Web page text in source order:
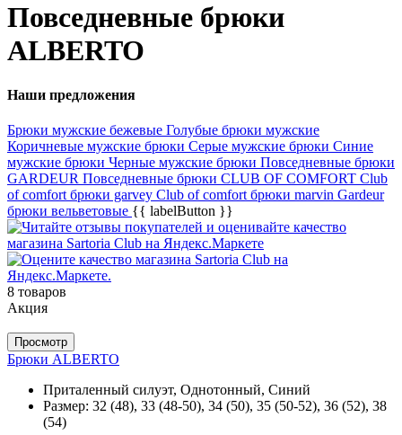
Повседневные брюки
ALBERTO
Наши предложения
Брюки мужские бежевые Голубые брюки мужские
Коричневые мужские брюки Серые мужские брюки Синие
мужские брюки Черные мужские брюки Повседневные брюки
GARDEUR Повседневные брюки CLUB OF COMFORT Club
of comfort брюки garvey Club of comfort брюки marvin Gardeur
брюки вельветовые {{ labelButton }}
8 товаров
Акция
Просмотр
Брюки ALBERTO
Приталенный силуэт, Однотонный, Синий
Размер: 32 (48), 33 (48-50), 34 (50), 35 (50-52), 36 (52), 38
(54)